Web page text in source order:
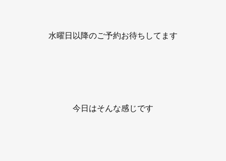
水曜日以降のご予約お待ちしてます
今日はそんな感じです